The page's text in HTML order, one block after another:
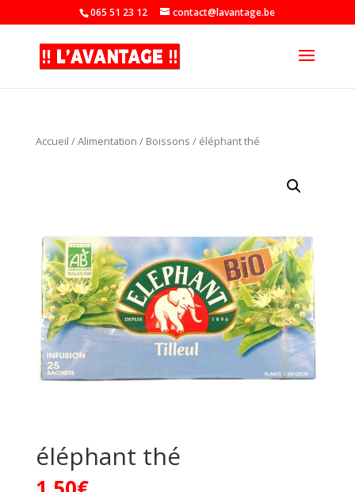
065 51 23 12 contact@lavantage.be
Accueil /Alimentation / Boissons / éléphant thé
éléphant thé